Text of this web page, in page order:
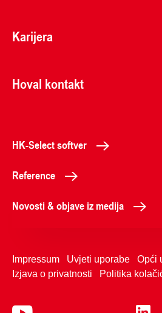
Karijera
Hoval kontakt
HK-Select softver
Reference
Novosti & objave iz medija
Impressum Uvjeti uporabe
Opći
Izjava o privatnosti
Politika